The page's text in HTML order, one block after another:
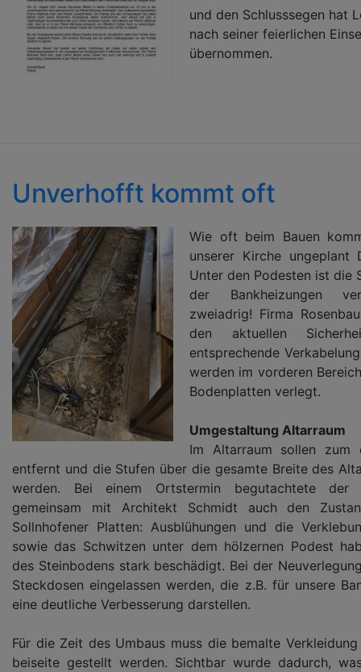
und den Schlusssegen hat
nach seiner feierlichen
übernommen.
Unverhofft kommt oft
Wie oft beim Bauen
unserer Kirche ungeplant
Unter den Podesten ist die
der Bankheizungen
zweiadrig! Firma
den aktuellen
entsprechende
werden im vorderen
Bodenplatten verlegt.
Umgestaltung Altarraum
Im Altarraum sollen zum
entfernt und die Stufen über die gesamte Breite des
werden. Bei einem Ortstermin begutachtete der
gemeinsam mit Architekt Schmidt auch den
Sollnhofener Platten: Ausblühungen und die
sowie das Schwitzen unter dem hölzernen Podest
des Steinbodens stark beschädigt. Bei der
Steckdosen eingelassen werden, die z.B. für unsere
eine deutliche Verbesserung darstellen.
Für die Zeit des Umbaus muss die bemalte
beiseite gestellt werden. Sichtbar wurde dadurch,